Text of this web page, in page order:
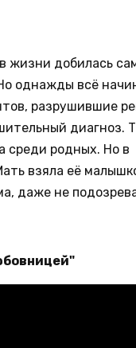
жизни добилась
однажды всё
разрушившие
диагноз.
среди родных. Но в
взяла её
даже не